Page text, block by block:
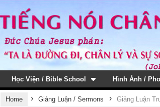
Học Viện / Bible School Hình Ảnh /
Home › Giảng Luận / Sermons › Giảng Luận